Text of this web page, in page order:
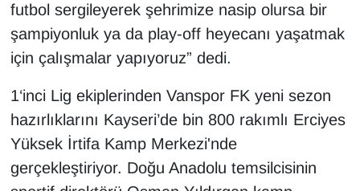
futbol sergileyerek şehrimize nasip olursa bir
şampiyonluk ya da play-off heyecanı yaşatmak
için çalışmalar yapıyoruz” dedi.
1‘inci Lig ekiplerinden Vanspor FK yeni sezon
hazırlıklarını Kayseri’de bin 800 rakımlı Erciyes
Yüksek İrtifa Kamp Merkezi'nde
gerçekleştiriyor. Doğu Anadolu temsilcisinin
İngilizce
Kadın
Kamu Alımları
Kim Kimdir?
Kültür & Sanat